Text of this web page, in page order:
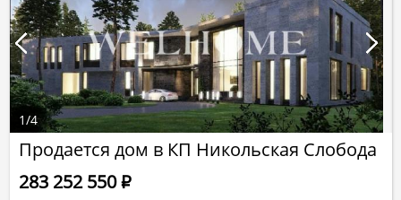
Продается дом в КП Никольская Слобода
283 252 550Р
1/4